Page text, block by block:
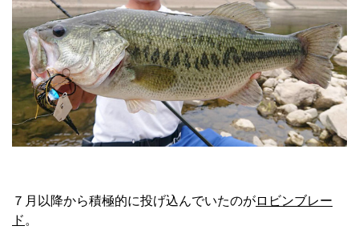
７月以降から積極的に投げ込んでいたのがロビンブレー
ド。